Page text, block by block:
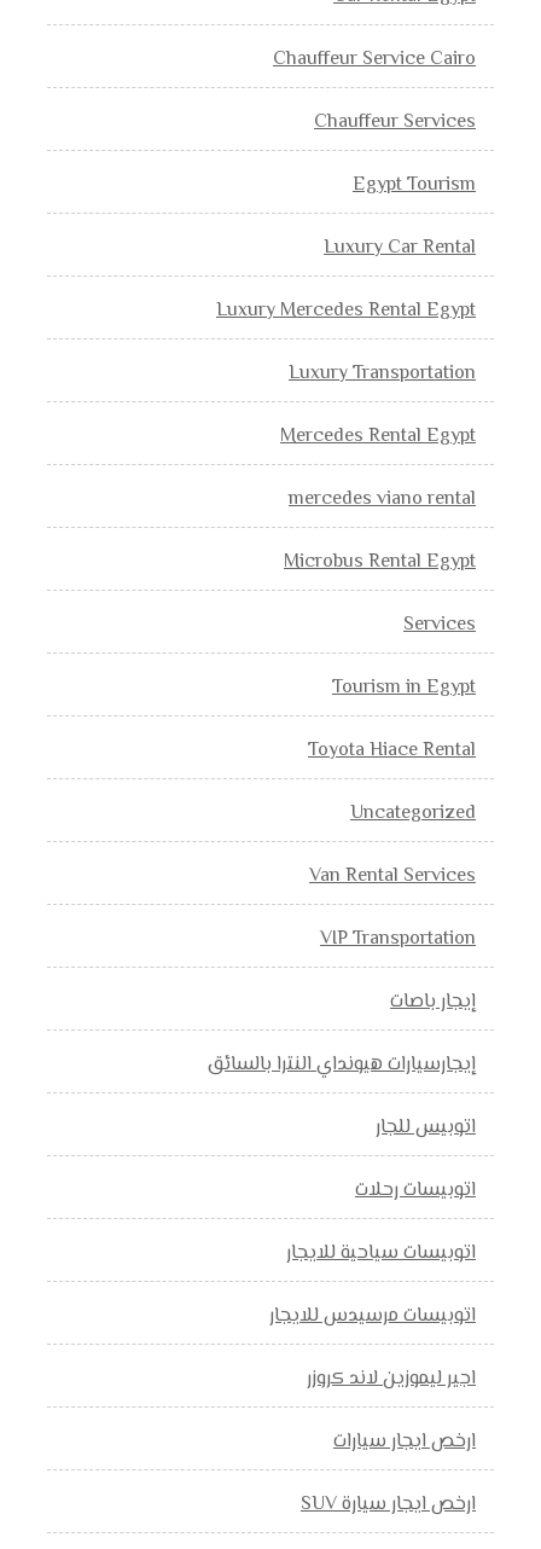
Chauffeur Service Cairo
Chauffeur Services
Egypt Tourism
Luxury Car Rental
Luxury Mercedes Rental Egypt
Luxury Transportation
Mercedes Rental Egypt
mercedes viano rental
Microbus Rental Egypt
Services
Tourism in Egypt
Toyota Hiace Rental
Uncategorized
Van Rental Services
VIP Transportation
إيجار باصات
إيجارسيارات هيونداي النترا بالسائق
اتوبيس للجار
اتوبيسات رحلات
اتوبيسات سياحية للايجار
اتوبيسات مرسيدس للايجار
اجير ليموزين لاند كروزر
ارخص ايجار سيارات
ارخص ايجار سيارة SUV